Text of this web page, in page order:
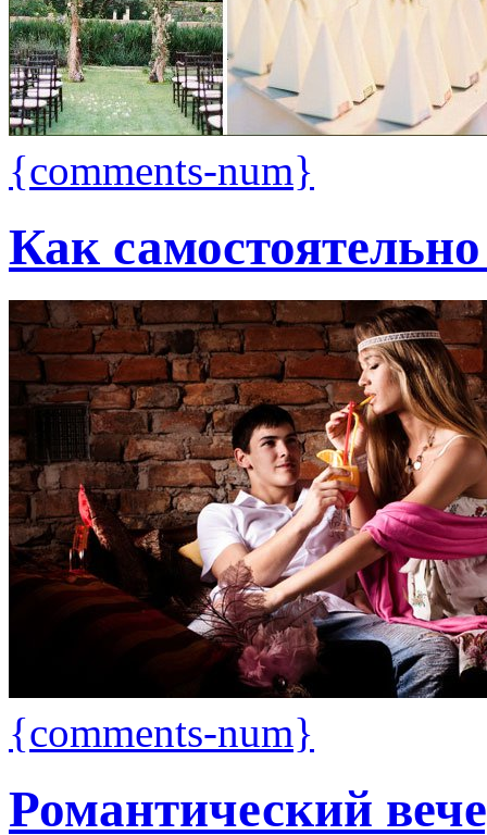
{comments-num}
Как
{comments-num}
Романтический